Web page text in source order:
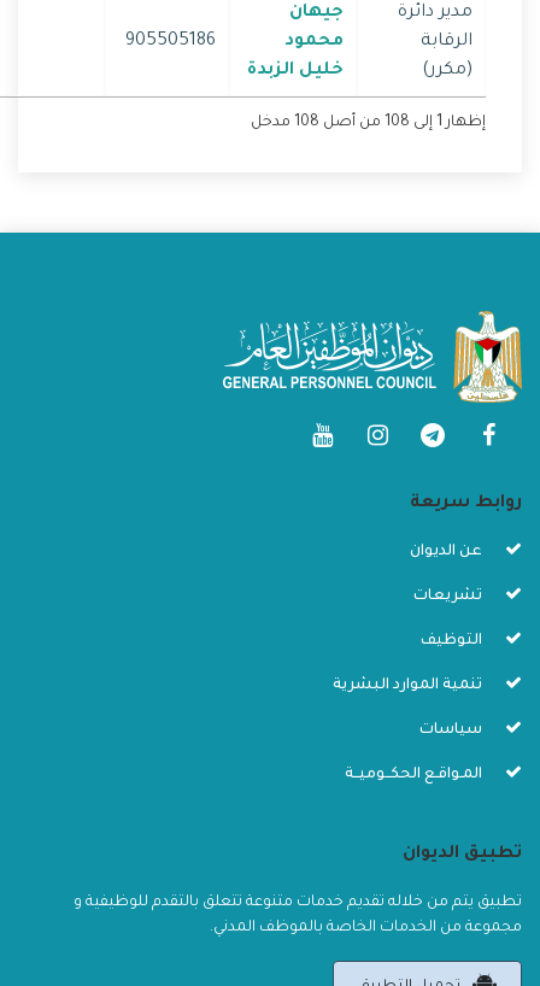
مدير دائرة
الرقابة
(مكرر)
جيهان
محمود
خليل الزبدة
905505186
إظهار 1 إلى 108 من أصل 108 مدخل
روابط سريعة
عن الديوان
تشريعات
التوظيف
تنمية الموارد البشرية
سياسات
المـواقـع الحكــوميــة
تطبيق الديوان
تطبيق يتم من خلاله تقديم خدمات متنوعة تتعلق بالتقدم للوظيفية و
مجموعة من الخدمات الخاصة بالموظف المدني.